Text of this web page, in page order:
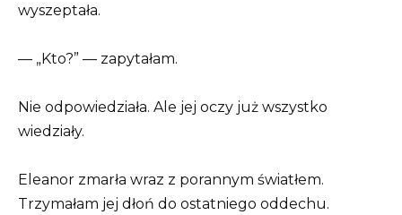
wyszeptała.
— „Kto?” — zapytałam.
Nie odpowiedziała. Ale jej oczy już wszystko
wiedziały.
Eleanor zmarła wraz z porannym światłem.
Trzymałam jej dłoń do ostatniego oddechu.